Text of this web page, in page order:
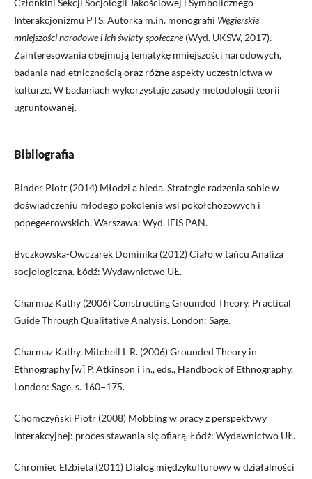
Członkini Sekcji Socjologii Jakościowej i Symbolicznego
Interakcjonizmu PTS. Autorka m.in. monografii Węgierskie
mniejszości narodowe i ich światy społeczne(Wyd. UKSW, 2017).
Zainteresowania obejmują tematykę mniejszości narodowych,
badania nad etnicznością oraz różne aspekty uczestnictwa w
kulturze. W badaniach wykorzystuje zasady metodologii teorii
ugruntowanej.
Bibliografia
Binder Piotr (2014) Młodzi a bieda. Strategie radzenia sobie w
doświadczeniu młodego pokolenia wsi pokołchozowych i
popegeerowskich. Warszawa: Wyd. IFiS PAN.
Byczkowska-Owczarek Dominika (2012) Ciało w tańcu Analiza
socjologiczna. Łódź: Wydawnictwo UŁ.
Charmaz Kathy (2006) Constructing Grounded Theory. Practical
Guide Through Qualitative Analysis. London: Sage.
Charmaz Kathy, Mitchell L R. (2006) Grounded Theory in
Ethnography [w] P. Atkinson i in., eds., Handbook of Ethnography.
London: Sage, s. 160−175.
Chomczyński Piotr (2008) Mobbing w pracy z perspektywy
interakcyjnej: proces stawania się ofiarą. Łódź: Wydawnictwo UŁ.
Chromiec Elżbieta (2011) Dialog międzykulturowy w działalności